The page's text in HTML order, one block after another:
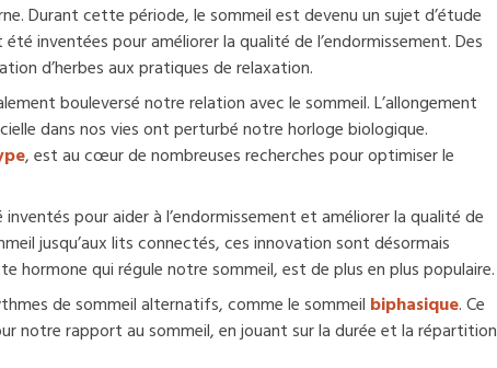
Durant cette période, le sommeil est devenu un sujet d’étude
inventées pour améliorer la qualité de l’endormissement. Des
d’herbes aux pratiques de relaxation.
bouleversé notre relation avec le sommeil. L’allongement
dans nos vies ont perturbé notre horloge biologique.
, est au cœur de nombreuses recherches pour optimiser le
pour aider à l’endormissement et améliorer la qualité de
jusqu’aux lits connectés, ces innovation sont désormais
hormone qui régule notre sommeil, est de plus en plus populaire.
de sommeil alternatifs, comme le sommeil biphasique. Ce
notre rapport au sommeil, en jouant sur la durée et la répartition